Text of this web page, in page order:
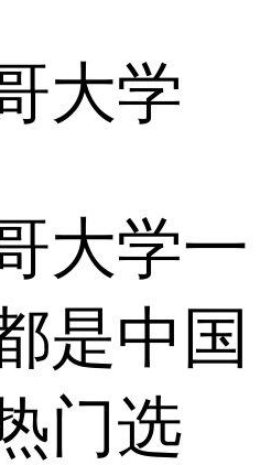
大学
大学一
是中国
门选